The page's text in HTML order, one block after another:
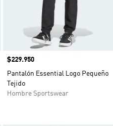
Precio
$229.950
Pantalón Essential Logo Pequeño
Tejido
Hombre Sportswear